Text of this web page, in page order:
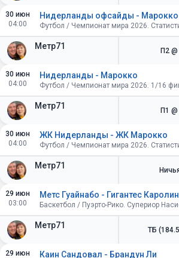
30 июн
04:00
Метр71
Нидерланды офсайды -
Футбол / Чемпионат мира 2026.
П2
30 июн
04:00
Метр71
Нидерланды - Марокко
П1
30 июн
04:00
Метр71
ЖК Нидерланды - ЖК Марокко
Футбол / Чемпионат мира 2026.
29 июн
03:00
Метр71
Метс Гуайнабо - Гигантес
ТБ
29 июн
Каин Сандовал - Брандун Ли